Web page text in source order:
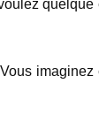
quelque
imaginez